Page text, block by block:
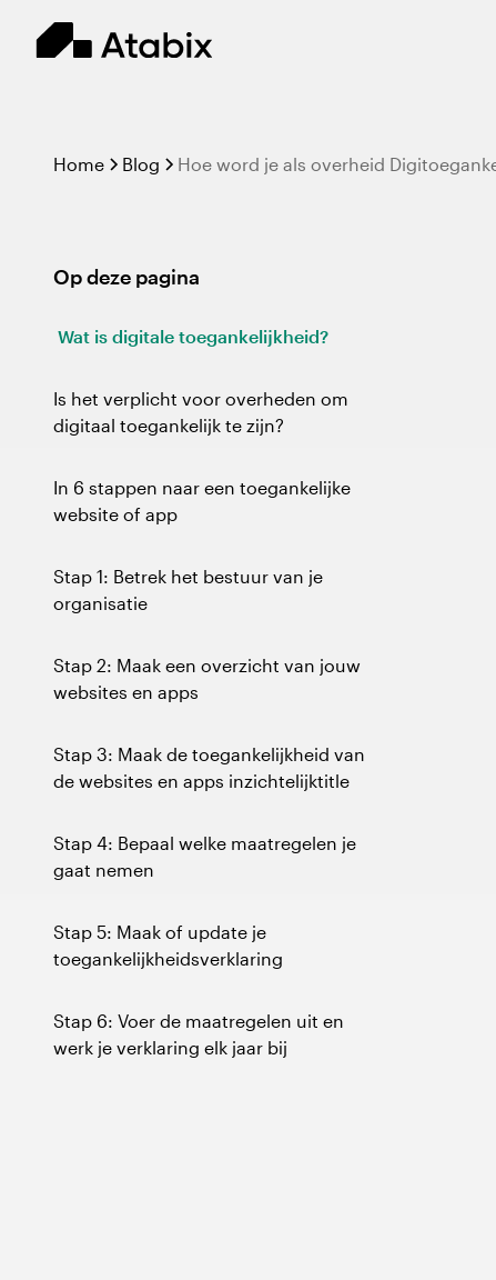
Home Blog Hoe word je als overheid
Op deze pagina
Wat is digitale toegankelijkheid?
Is het verplicht voor overheden om
digitaal toegankelijk te zijn?
In 6 stappen naar een toegankelijke
website of app
Stap 1: Betrek het bestuur van je
organisatie
Stap 2: Maak een overzicht van jouw
websites en apps
Stap 3: Maak de toegankelijkheid van
de websites en apps inzichtelijktitle
Stap 4: Bepaal welke maatregelen je
gaat nemen
Stap 5: Maak of update je
toegankelijkheidsverklaring
Stap 6: Voer de maatregelen uit en
werk je verklaring elk jaar bij